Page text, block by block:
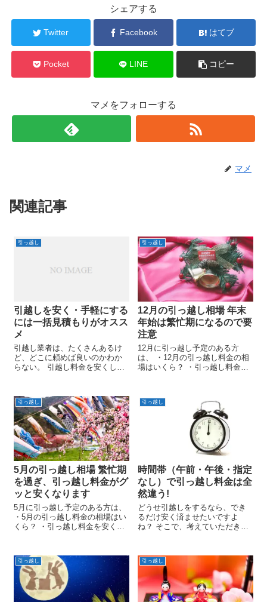
シェアする
Twitter Facebook はてブ
Pocket LINE コピー
マメをフォローする
マメ
関連記事
引っ越し
引越しを安く・手軽にする
には一括見積もりがオスス
メ
引越し業者は、たくさんあるけ
ど、どこに頼めば良いのかわか
らない。 引越し料金を安くした
んなに時間を掛けられない。 こ
のような悩みを抱えているあな
た!! ネットでの一括見積もり...
引っ越し
12月の引っ越し相場 年末
年始は繁忙期になるので要
注意
12月に引っ越し予定のある方
は、 ・12月の引っ越し料金の相
場はいくら？ ・引っ越し料金を
し料金の特徴や 知っておいた方
が得をする引越しテクニック
引っ越し
5月の引っ越し相場 繁忙期
を過ぎ、引っ越し料金がグ
ッと安くなります
5月に引っ越し予定のある方は、
・5月の引っ越し料金の相場はい
くら？ ・引っ越し料金を安くす
ページでは5月の引越し料金の特
徴や 知っておいた方が得をする
引越しテクニックなどについ...
引っ越し
時間帯（午前・午後・指定
なし）で引っ越し料金は全
然違う!
どうせ引越しをするなら、でき
るだけ安く済ませたいですよ
ね？ そこで、考えていただきた
に引っ越しをするのかによっ
て、 引っ越し料金はガラリと変
わります。 このページでは、安
く引っ越...
引っ越し 引っ越し